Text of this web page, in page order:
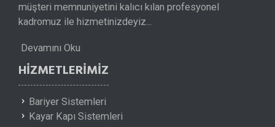
müşteri memnuniyetini kalıcı kılan profesyonel
kadromuz ile hizmetinizdeyiz...
Devamını Oku
HIZMETLERIMIZ
Bariyer Sistemleri
Kayar Kapı Sistemleri